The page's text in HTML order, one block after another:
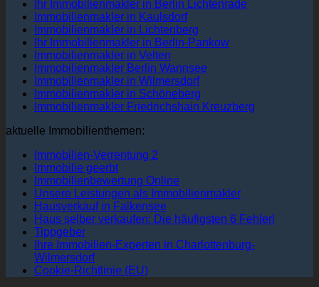
Ihr Immobilienmakler in Berlin Lichtenrade
Immobilienmakler in Kaulsdorf
Immobilienmakler in Lichtenberg
Ihr Immobilienmakler in Berlin-Pankow
Immobilienmakler in Velten
Immobilienmakler Berlin Wannsee
Immobilienmakler in Wilmersdorf
Immobilienmakler in Schöneberg
Immobilienmakler Friedrichshain Kreuzberg
aktuelle Immobilienthemen:
Immobilien-Verrentung 2
Immobilie geerbt
Immobilienbewertung Online
Unsere Leistungen als Immobilienmakler
Hausverkauf in Falkensee
Haus selber verkaufen: Die häufigsten 6 Fehler!
Tippgeber
Ihre Immobilien-Experten in Charlottenburg-
Wilmersdorf
Cookie-Richtlinie (EU)